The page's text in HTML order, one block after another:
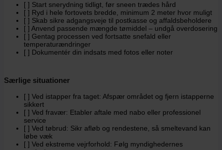
[ ] Start snerydning tidligt, før sneen trædes hård
[ ] Ryd i hele fortovets bredde, minimum 2 meter hvor muligt
[ ] Skab sikre adgangsveje til postkasse og affaldsbeholdere
[ ] Anvend passende mængde tømiddel – undgå overdosering
[ ] Gentag processen ved fortsatte snefald eller
temperaturændringer
[ ] Dokumentér din indsats med fotos eller noter
Særlige situationer
[ ] Ved istapper fra taget: Afspær området og fjern istapperne
sikkert
[ ] Ved fravær: Etabler aftale med nabo eller professionel
service
[ ] Ved tøbrud: Sikr afløb og rendestene, så smeltevand kan
løbe væk
[ ] Ved ekstreme vejrforhold: Følg myndighedernes